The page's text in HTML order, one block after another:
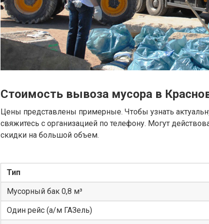
Стоимость вывоза мусора в
Цены представлены примерные. Чтобы узнать
свяжитесь с организацией по телефону. Могут
скидки на большой объем.
Тип
Мусорный бак 0,8 м³
Один рейс (а/м ГАЗель)